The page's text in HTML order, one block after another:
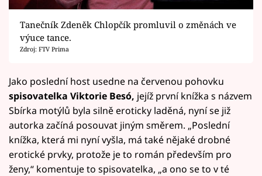
Tanečník Zdeněk Chlopčík promluvil o změnách ve
výuce tance.
Zdroj: FTV Prima
Jako poslední host usedne na červenou pohovku
spisovatelka Viktorie Besó, jejíž první knížka s názvem
Sbírka motýlů byla silně eroticky laděná, nyní se již
autorka začíná posouvat jiným směrem. „Poslední
knížka, která mi nyní vyšla, má také nějaké drobné
erotické prvky, protože je to román především pro
ženy,“ komentuje to spisovatelka, „a ono se to v té